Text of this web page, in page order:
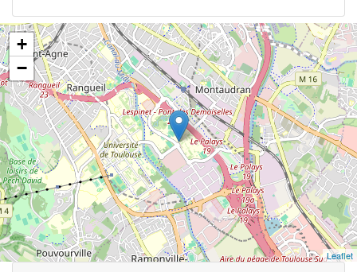
+
−
Leaflet